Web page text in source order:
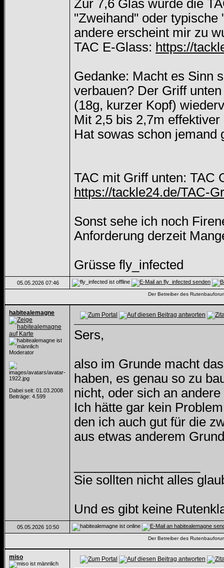
Zur 7,6 Glas würde die
"Zweihand" oder
andere erscheint mir zu
TAC E-Glass: https://
Gedanke: Macht es Sinn
verbauen? Der Griff
(18g, kurzer Kopf)
Mit 2,5 bis 2,7m
Hat sowas schon jemand
TAC mit Griff unten: TAC
https://tackle24.de/TAC-
Sonst sehe ich noch
Anforderung derzeit
Grüsse fly_infected
05.05.2026 07:46
Der Betreiber des
habitealemagne
Moderator
Dabei seit: 01.03.2008
Beiträge: 4.599
Sers,
also im Grunde macht
haben, es genau so zu
nicht, oder sich an
Ich hätte gar kein
den ich auch gut für die
aus etwas anderem
Sie sollten nicht alles
Und es gibt keine
05.05.2026 10:50
Der Betreiber des
miso